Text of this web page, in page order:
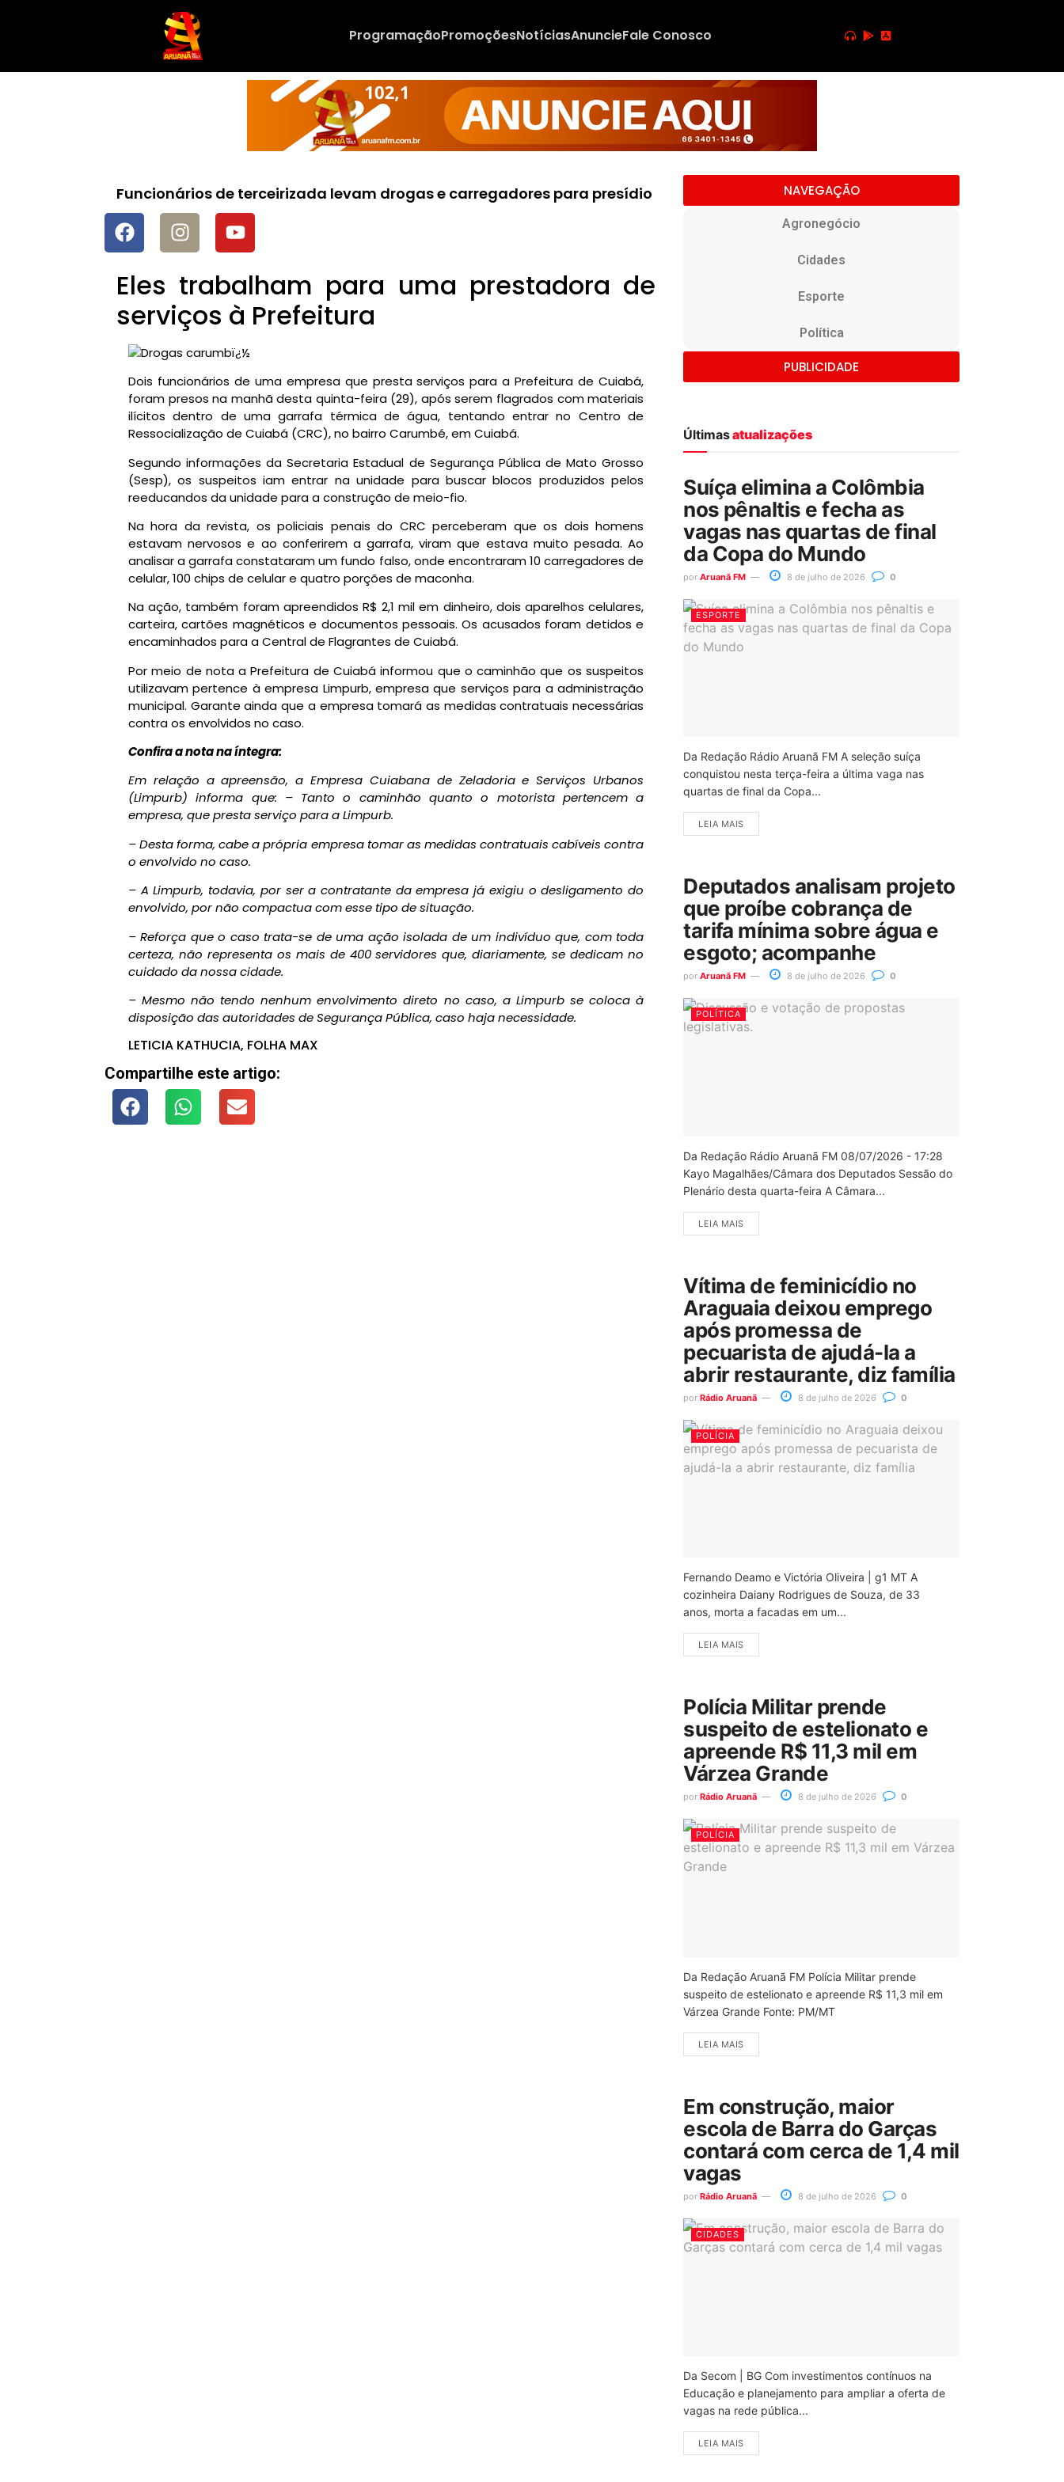
ProgramaçãoPromoçõesNotíciasAnuncieFale Conosco
Funcionários de terceirizada levam drogas e carregadores para presídio
Eles trabalham para uma prestadora de
serviços à Prefeitura
Dois funcionários de uma empresa que presta serviços para a Prefeitura de Cuiabá,
foram presos na manhã desta quinta-feira (29), após serem flagrados com materiais
ilícitos dentro de uma garrafa térmica de água, tentando entrar no Centro de
Ressocialização de Cuiabá (CRC), no bairro Carumbé, em Cuiabá.
Segundo informações da Secretaria Estadual de Segurança Pública de Mato Grosso
(Sesp), os suspeitos iam entrar na unidade para buscar blocos produzidos pelos
reeducandos da unidade para a construção de meio-fio.
Na hora da revista, os policiais penais do CRC perceberam que os dois homens
estavam nervosos e ao conferirem a garrafa, viram que estava muito pesada. Ao
analisar a garrafa constataram um fundo falso, onde encontraram 10 carregadores de
celular, 100 chips de celular e quatro porções de maconha.
Na ação, também foram apreendidos R$ 2,1 mil em dinheiro, dois aparelhos celulares,
carteira, cartões magnéticos e documentos pessoais. Os acusados foram detidos e
encaminhados para a Central de Flagrantes de Cuiabá.
Por meio de nota a Prefeitura de Cuiabá informou que o caminhão que os suspeitos
utilizavam pertence à empresa Limpurb, empresa que serviços para a administração
municipal. Garante ainda que a empresa tomará as medidas contratuais necessárias
contra os envolvidos no caso.
Confira a nota na íntegra:
Em relação a apreensão, a Empresa Cuiabana de Zeladoria e Serviços Urbanos
(Limpurb) informa que: – Tanto o caminhão quanto o motorista pertencem a
empresa, que presta serviço para a Limpurb.
– Desta forma, cabe a própria empresa tomar as medidas contratuais cabíveis contra
o envolvido no caso.
– A Limpurb, todavia, por ser a contratante da empresa já exigiu o desligamento do
envolvido, por não compactua com esse tipo de situação.
– Reforça que o caso trata-se de uma ação isolada de um indivíduo que, com toda
certeza, não representa os mais de 400 servidores que, diariamente, se dedicam no
cuidado da nossa cidade.
– Mesmo não tendo nenhum envolvimento direto no caso, a Limpurb se coloca à
disposição das autoridades de Segurança Pública, caso haja necessidade.
LETICIA KATHUCIA, FOLHA MAX
Compartilhe este artigo:
NAVEGAÇÃO
Agronegócio
Cidades
Esporte
Política
PUBLICIDADE
Últimasatualizações
Suíça elimina a Colômbia
nos pênaltis e fecha as
vagas nas quartas de final
da Copa do Mundo
por Aruanã FM 8 de julho de 2026 0
ESPORTE
Da Redação Rádio Aruanã FM A seleção suíça
conquistou nesta terça-feira a última vaga nas
quartas de final da Copa...
LEIA MAIS
Deputados analisam projeto
que proíbe cobrança de
tarifa mínima sobre água e
esgoto; acompanhe
por Aruanã FM 8 de julho de 2026 0
POLÍTICA
Da Redação Rádio Aruanã FM 08/07/2026 - 17:28
Kayo Magalhães/Câmara dos Deputados Sessão do
Plenário desta quarta-feira A Câmara...
LEIA MAIS
Vítima de feminicídio no
Araguaia deixou emprego
após promessa de
pecuarista de ajudá-la a
abrir restaurante, diz família
por Rádio Aruanã 8 de julho de 2026 0
POLÍCIA
Fernando Deamo e Victória Oliveira | g1 MT A
cozinheira Daiany Rodrigues de Souza, de 33
anos, morta a facadas em um...
LEIA MAIS
Polícia Militar prende
suspeito de estelionato e
apreende R$ 11,3 mil em
Várzea Grande
por Rádio Aruanã 8 de julho de 2026 0
POLÍCIA
Da Redação Aruanã FM Polícia Militar prende
suspeito de estelionato e apreende R$ 11,3 mil em
Várzea Grande Fonte: PM/MT
LEIA MAIS
Em construção, maior
escola de Barra do Garças
contará com cerca de 1,4 mil
vagas
por Rádio Aruanã 8 de julho de 2026 0
CIDADES
Da Secom | BG Com investimentos contínuos na
Educação e planejamento para ampliar a oferta de
vagas na rede pública...
LEIA MAIS